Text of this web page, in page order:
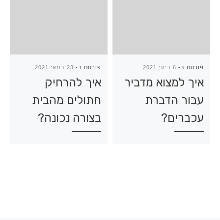
פורסם ב- 23 במאי 2021
איך להרחיק
חתולים מהבית
בצורה נכונה?
פורסם ב- 6 ביוני 2021
איך למצוא מדביר
עבור הדברת
עכברים?